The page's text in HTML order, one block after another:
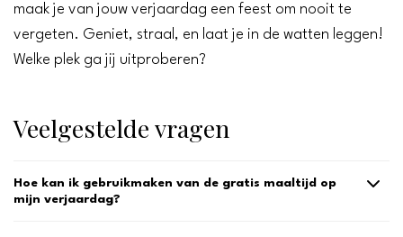
maak je van jouw verjaardag een feest om nooit te
vergeten. Geniet, straal, en laat je in de watten leggen!
Welke plek ga jij uitproberen?
Veelgestelde vragen
Hoe kan ik gebruikmaken van de gratis maaltijd op
mijn verjaardag?